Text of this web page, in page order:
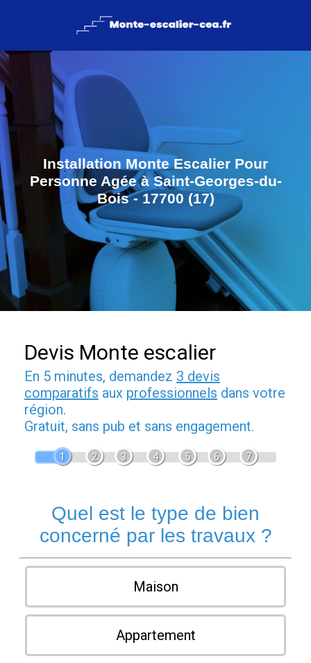
Installation Monte Escalier Pour
Personne Agée à Saint-Georges-du-
Bois - 17700 (17)
Devis Monte escalier
En 5 minutes, demandez 3 devis
comparatifs aux professionnels dans votre
région.
Gratuit, sans pub et sans engagement.
1 2 3 4 5 6 7
Quel est le type de bien
concerné par les travaux ?
Maison
Appartement